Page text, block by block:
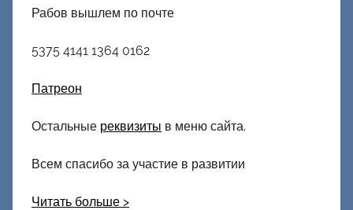
Рабов вышлем по почте
5375 4141 1364 0162
Патреон
Остальные реквизиты в меню сайта.
Всем спасибо за участие в развитии
Читать больше >